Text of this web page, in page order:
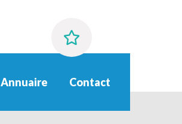
Annuaire Contact